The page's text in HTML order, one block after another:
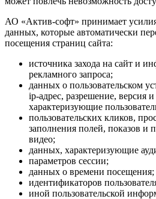
АО «Актив-софт» принимает
данных, которые автоматически
посещения страниц сайта:
источника захода на сайт и
рекламного запроса;
данных о пользовательском
ip-адрес, разрешение, версия
характеризующие
пользовательских кликов,
заполнения полей, показов и
видео;
данных, характеризующие
параметров сессии;
данных о времени посещения;
идентификаторов
иной пользовательской